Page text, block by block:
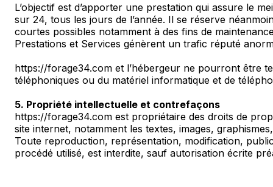
L’objectif est d’apporter une prestation qui assure le
sur 24, tous les jours de l’année. Il se réserve
courtes possibles notamment à des fins de
Prestations et Services génèrent un trafic réputé
https://forage34.com et l’hébergeur ne pourront être
téléphoniques ou du matériel informatique et de
5. Propriété intellectuelle et contrefaçons
https://forage34.com est propriétaire des droits de
site internet, notamment les textes, images,
Toute reproduction, représentation, modification,
procédé utilisé, est interdite, sauf autorisation écrite